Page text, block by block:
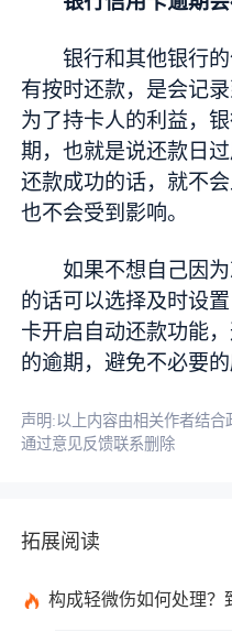
银行和其他银行
有按时还款，是会记
为了持卡人的利益，
期，也就是说还款日
还款成功的话，就不
也不会受到影响。
如果不想自己因
的话可以选择及时设
卡开启自动还款功能
的逾期，避免不必要的
声明:以上内容由相关作者结合
通过意见反馈联系删除
拓展阅读
构成轻微伤如何处理？致人轻微伤